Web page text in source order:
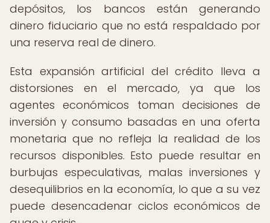
depósitos, los bancos están generando
dinero fiduciario que no está respaldado por
una reserva real de dinero.
Esta expansión artificial del crédito lleva a
distorsiones en el mercado, ya que los
agentes económicos toman decisiones de
inversión y consumo basadas en una oferta
monetaria que no refleja la realidad de los
recursos disponibles. Esto puede resultar en
burbujas especulativas, malas inversiones y
desequilibrios en la economía, lo que a su vez
puede desencadenar ciclos económicos de